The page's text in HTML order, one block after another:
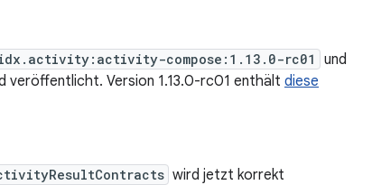
compose:1.13.0-rc01 und
veröffentlicht. Version 1.13.0-rc01 enthält diese
wird jetzt korrekt